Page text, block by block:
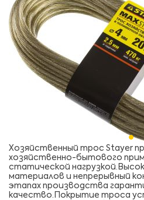
Хозяйственный трос Stayer
хозяйственно-бытового
статической
материалов и непрерывный
этапах производства
качество.Покрытие троса